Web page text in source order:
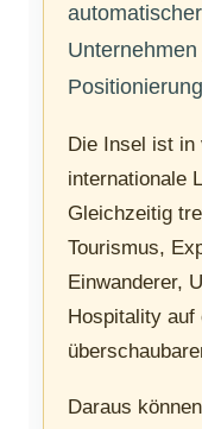
Die Insel ist in
internationale
Gleichzeitig
Tourismus,
Einwanderer,
Hospitality auf
Daraus